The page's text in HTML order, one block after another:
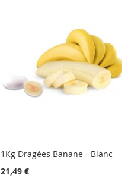
1Kg Dragées Banane - Blanc
21,49 €